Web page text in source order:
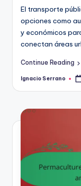
El transporte
opciones como
y económicos
conectan áreas
Continue Reading
Posted
Ignacio Serrano